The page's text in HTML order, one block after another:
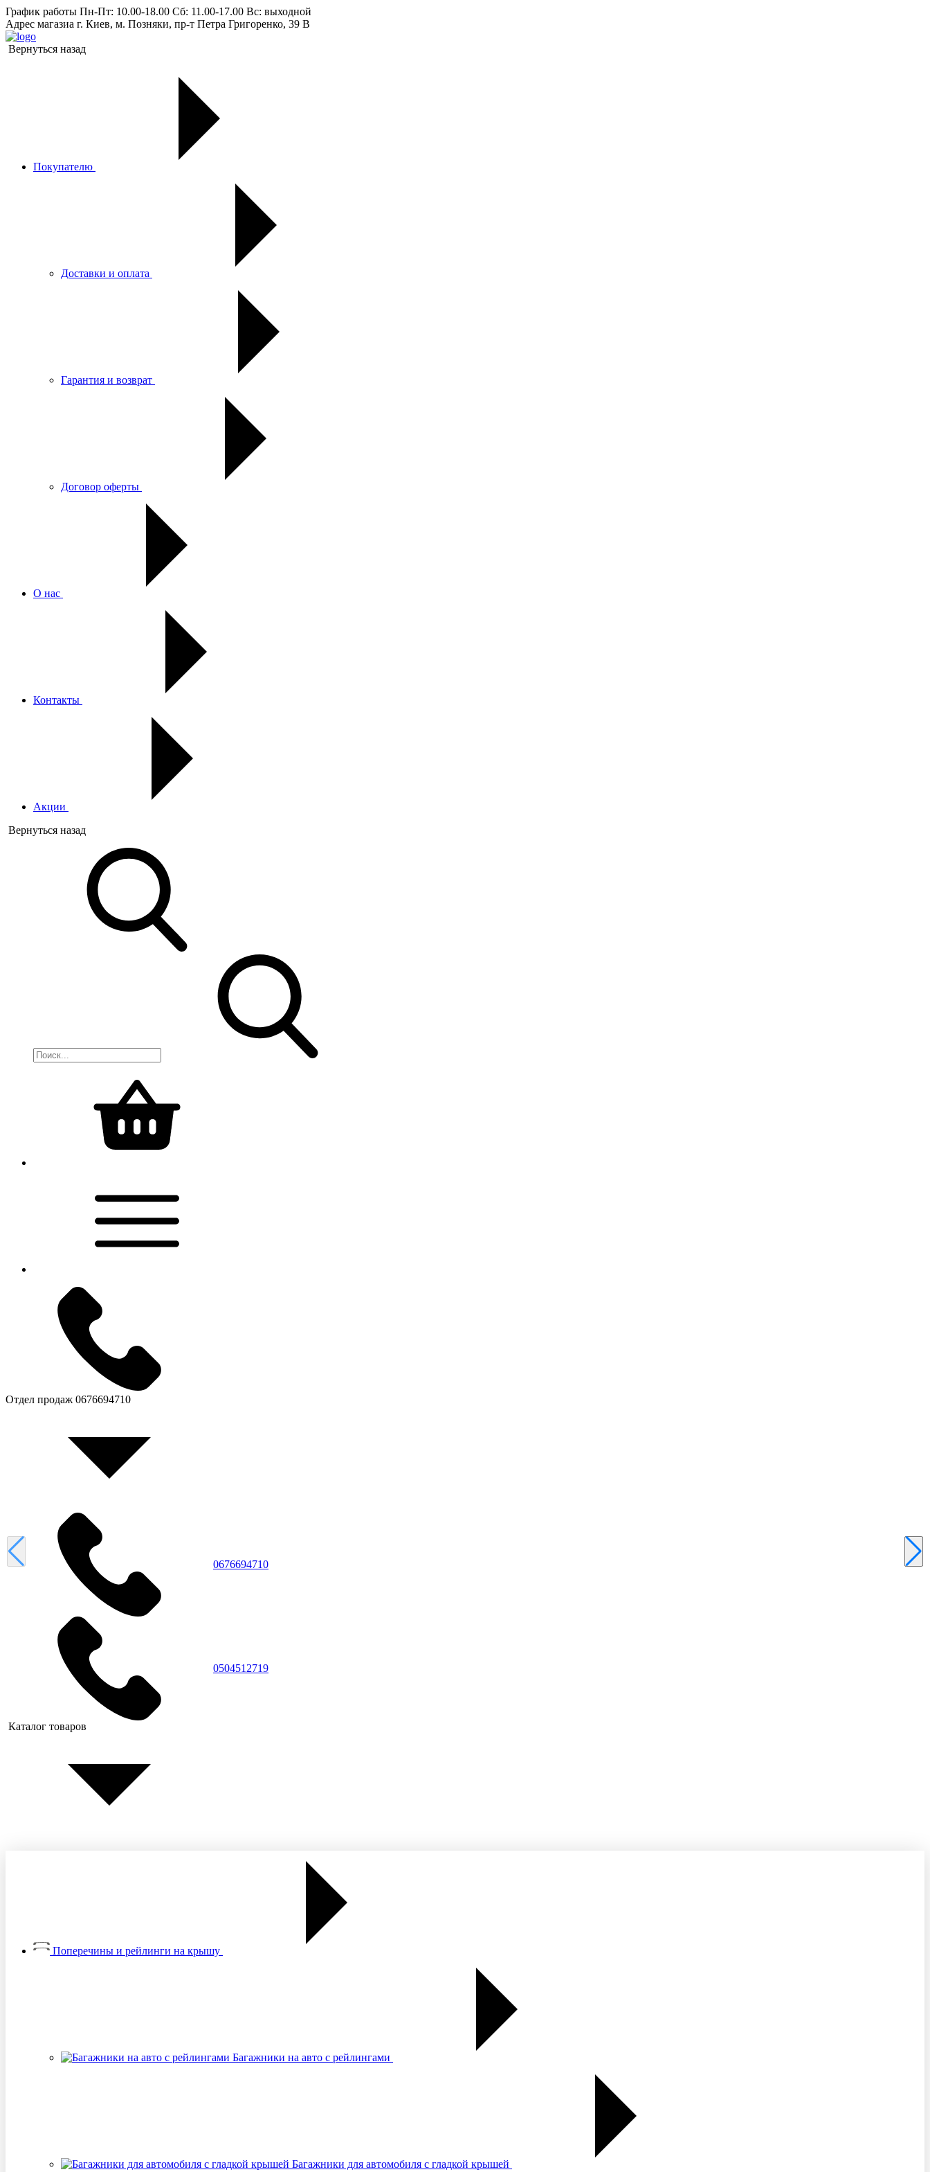
График работы Пн-Пт: 10.00-18.00 Сб: 11.00-17.00 Вс: выходной
Адрес магазиа г. Киев, м. Позняки, пр-т Петра Григоренко, 39 В
Вернуться назад
Покупателю
Доставки и оплата
Гарантия и возврат
Договор оферты
О нас
Контакты
Акции
Вернуться назад
Отдел продаж 0676694710
0676694710
0504512719
Каталог товаров
Поперечины и рейлинги на крышу
Багажники на авто с рейлингами
Багажники для автомобиля с гладкой крышей